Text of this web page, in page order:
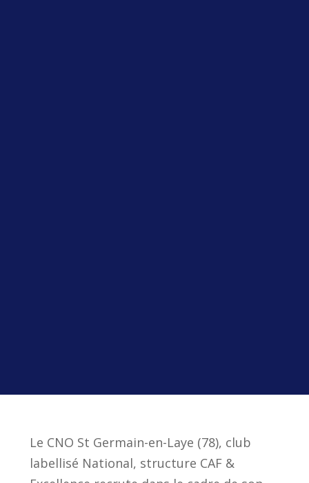
Le CNO St Germain-en-Laye (78), club
labellisé National, structure CAF &